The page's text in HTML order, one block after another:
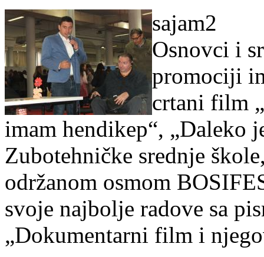
sajam2
Osnovci i
promociji
crtani film
imam hendikep“, „Daleko
Zubotehničke srednje
održanom osmom
svoje najbolje radove sa
„Dokumentarni film i